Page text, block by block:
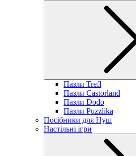
Пазли Trefl
Пазли Castorland
Пазли Dodo
Пазли Puzzlika
Посібники для Нуш
Настільні ігри